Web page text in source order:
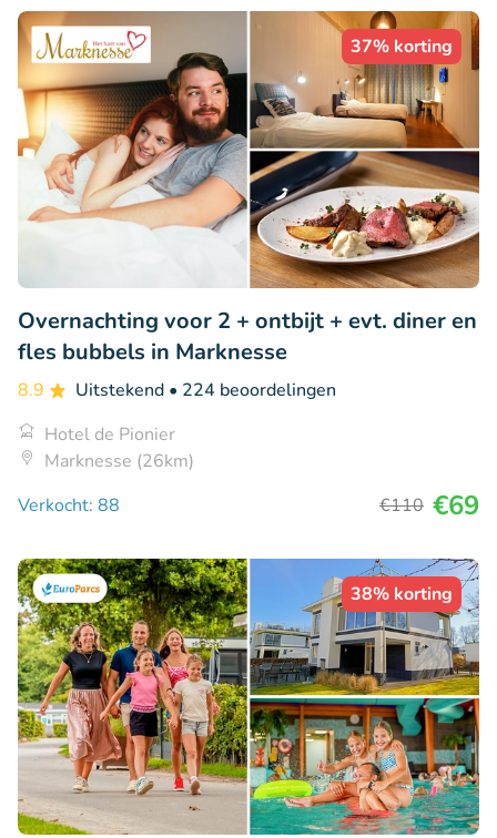
37% korting
Overnachting voor 2 + ontbijt + evt. diner en
fles bubbels in Marknesse
8.9 Uitstekend • 224 beoordelingen
Hotel de Pionier
Marknesse (26km)
Verkocht: 88
€110 €69
38% korting